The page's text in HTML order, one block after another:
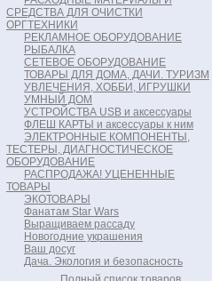
СРЕДСТВА ДЛЯ ОЧИСТКИ
ОРГТЕХНИКИ
РЕКЛАМНОЕ ОБОРУДОВАНИЕ
РЫБАЛКА
СЕТЕВОЕ ОБОРУДОВАНИЕ
ТОВАРЫ ДЛЯ ДОМА, ДАЧИ. ТУРИЗМ
УВЛЕЧЕНИЯ, ХОББИ, ИГРУШКИ
УМНЫЙ ДОМ
УСТРОЙСТВА USB и аксессуары
ФЛЕШ КАРТЫ и аксессуары к ним
ЭЛЕКТРОННЫЕ КОМПОНЕНТЫ,
ТЕСТЕРЫ, ДИАГНОСТИЧЕСКОЕ
ОБОРУДОВАНИЕ
РАСПРОДАЖА! УЦЕНЕННЫЕ
ТОВАРЫ
ЭКОТОВАРЫ
Фанатам Star Wars
Выращиваем рассаду
Новогодние украшения
Ваш досуг
Дача. Экология и безопасность